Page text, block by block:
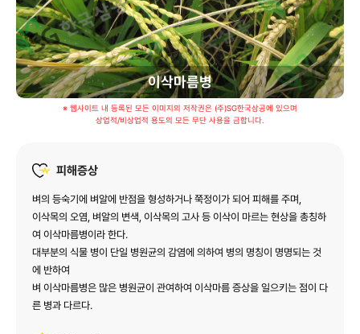
인재채용
이삭마름병
※ 웹사이트 내 등록된 모든 이미지의 저작권은 (주)SG한국삼공에 있으며
상업적/비상업적 용도의 모든 무단 사용을 금합니다.
피해증상
벼의 등숙기에 벼알에 반점을 형성하거나 쭉정이가 되어 피해를 주며,
이삭목의 오염, 벼알의 변색, 이삭목의 고사 등 이삭이 마르는 현상을 총칭하
여 이삭마름병이라 한다.
대부분의 식물 병이 단일 병원균의 감염에 의하여 병의 명칭이 명명되는 것
에 반하여
벼 이삭마름병은 많은 병원균이 관여하여 이삭마름 증상을 일으키는 점이 다
른 병과 다르다.